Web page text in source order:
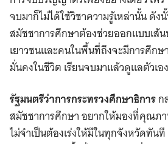
จบมาก็ไม่ได้ใช้วิชาความรู้เหล่านั้น ดัง
สมัชชาการศึกษาต้องช่วยออกแบบเส้น
เยาวชนและคนในพื้นที่ถึงจะมีการศึกษ
มั่นคงในชีวิต เรียนจบมาแล้วดูแลตัวเ
รัฐมนตรีว่าการกระทรวงศึกษาธิการก
สมัชชาการศึกษา อยากให้มองที่คุณภ
ไม่จำเป็นต้องเร่งให้มีในทุกจังหวัดทัน